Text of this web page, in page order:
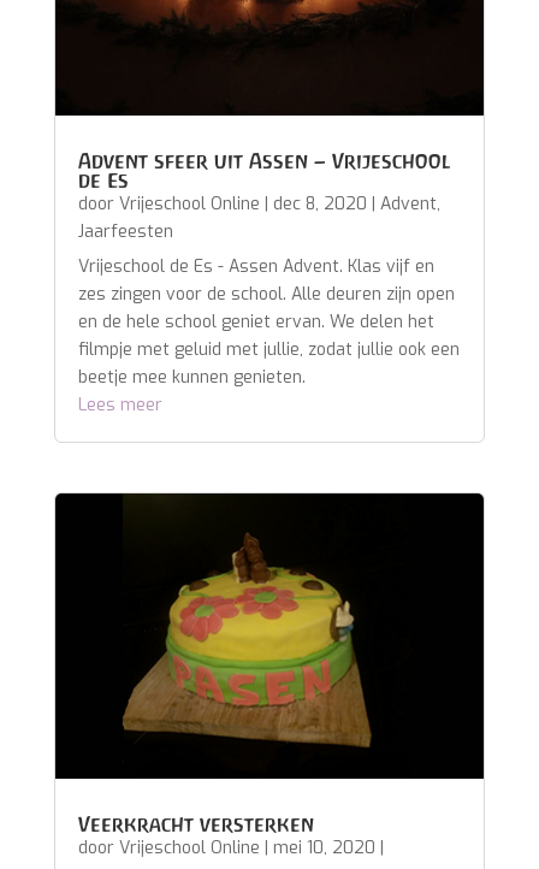
Advent sfeer uit Assen – Vrijeschool
de Es
door Vrijeschool Online | dec 8, 2020 | Advent,
Jaarfeesten
Vrijeschool de Es - Assen Advent. Klas vijf en
zes zingen voor de school. Alle deuren zijn open
en de hele school geniet ervan. We delen het
filmpje met geluid met jullie, zodat jullie ook een
beetje mee kunnen genieten.
Lees meer
Veerkracht versterken
door Vrijeschool Online | mei 10, 2020 |